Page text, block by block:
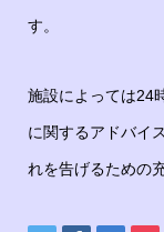
す。
施設によっては24
に関するアドバイ
れを告げるための